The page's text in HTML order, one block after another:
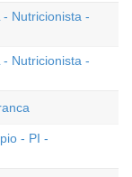
Nutricionista -
Nutricionista -
- PI -